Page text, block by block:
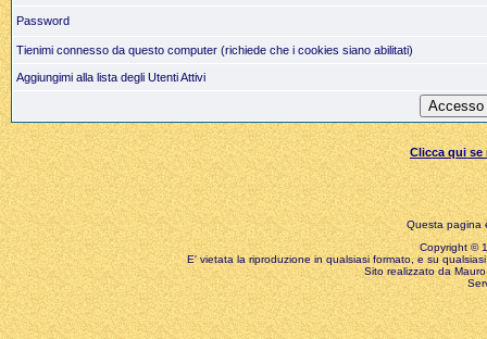
Password
Tienimi connesso da questo computer (richiede che i cookies siano abilitati)
Aggiungimi alla lista degli Utenti Attivi
Clicca qui se
Questa pagina
Copyright ©
E' vietata la riproduzione in qualsiasi formato, e su
Sito realizzato da